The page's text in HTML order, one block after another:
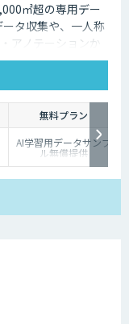
㎡超の専用デー
タ収集や、一人称
アノテーションか
た既製データセッ
的なデータソリュ
無料プラン
AI学習用データサンプ
ル無償提供